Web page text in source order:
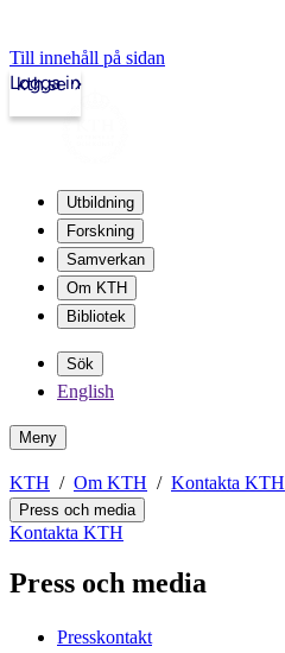
Till innehåll på sidan
kth.se
Logga in
Utbildning
Forskning
Samverkan
Om KTH
Bibliotek
Sök
English
Meny
KTH Om KTH Kontakta KTH
Press och media
Kontakta KTH
Press och media
Presskontakt